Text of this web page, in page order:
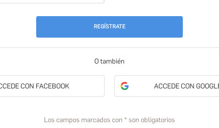
REGÍSTRATE
O también
CON FACEBOOK ACCEDE CON
Los campos marcados con * son obligatorios